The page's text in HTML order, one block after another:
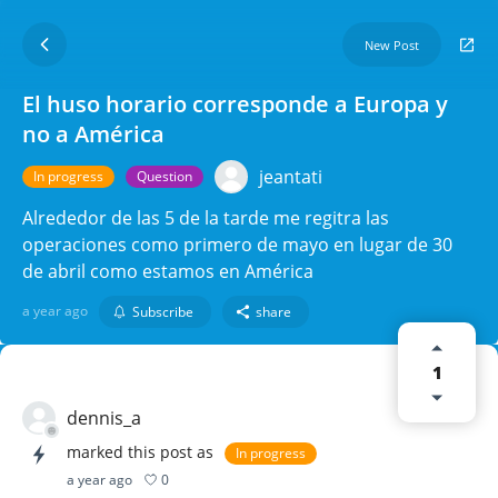
New Post
El huso horario corresponde a Europa y
no a América
In progress Question
jeantati
Alrededor de las 5 de la tarde me regitra las
operaciones como primero de mayo en lugar de 30
de abril como estamos en América
a year ago Subscribe share
1
dennis_a
marked this post as
In progress
a year ago
0